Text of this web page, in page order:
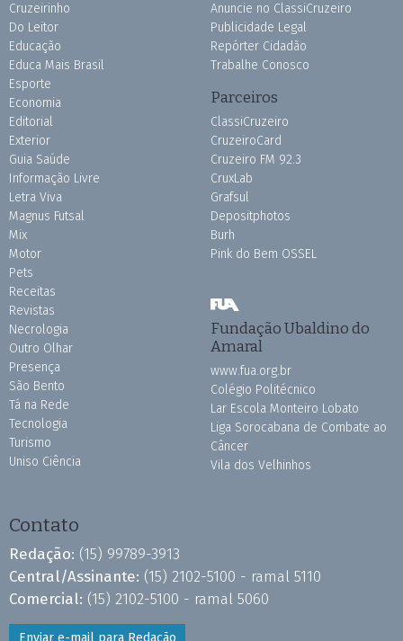
Cruzeirinho
Do Leitor
Educação
Educa Mais Brasil
Esporte
Economia
Editorial
Exterior
Guia Saúde
Informação Livre
Letra Viva
Magnus Futsal
Mix
Motor
Pets
Receitas
Revistas
Necrologia
Outro Olhar
Presença
São Bento
Tá na Rede
Tecnologia
Turismo
Uniso Ciência
Anuncie no ClassiCruzeiro
Publicidade Legal
Repórter Cidadão
Trabalhe Conosco
Parceiros
ClassiCruzeiro
CruzeiroCard
Cruzeiro FM 92.3
CruxLab
Grafsul
Depositphotos
Burh
Pink do Bem OSSEL
Fundação Ubaldino do
Amaral
www.fua.org.br
Colégio Politécnico
Lar Escola Monteiro Lobato
Liga Sorocabana de Combate ao
Câncer
Vila dos Velhinhos
Contato
Redação: (15) 99789-3913
Central/Assinante: (15) 2102-5100 - ramal 5110
Comercial: (15) 2102-5100 - ramal 5060